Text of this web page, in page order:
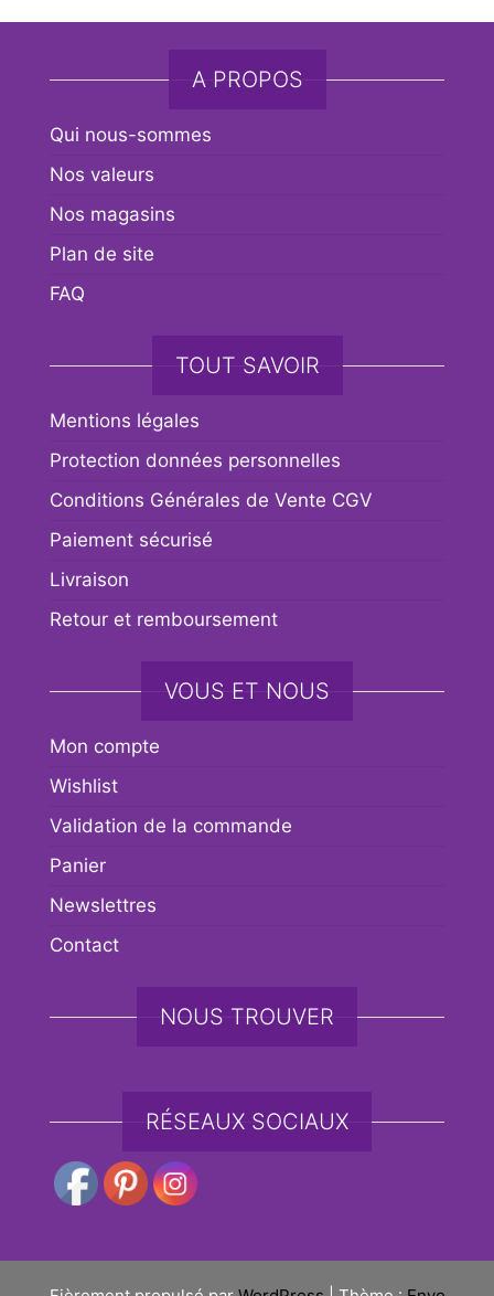
A PROPOS
Qui nous-sommes
Nos valeurs
Nos magasins
Plan de site
FAQ
TOUT SAVOIR
Mentions légales
Protection données personnelles
Conditions Générales de Vente CGV
Paiement sécurisé
Livraison
Retour et remboursement
VOUS ET NOUS
Mon compte
Wishlist
Validation de la commande
Panier
Newslettres
Contact
NOUS TROUVER
RÉSEAUX SOCIAUX